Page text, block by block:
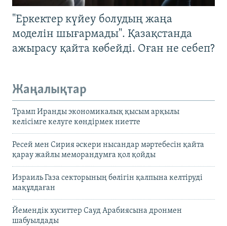
"Еркектер күйеу болудың жаңа
моделін шығармады". Қазақстанда
ажырасу қайта көбейді. Оған не себеп?
Жаңалықтар
Трамп Иранды экономикалық қысым арқылы
келісімге келуге көндірмек ниетте
Ресей мен Сирия әскери нысандар мәртебесін қайта
қарау жайлы меморандумға қол қойды
Израиль Газа секторының бөлігін қалпына келтіруді
мақұлдаған
Йемендік хуситтер Сауд Арабиясына дронмен
шабуылдады